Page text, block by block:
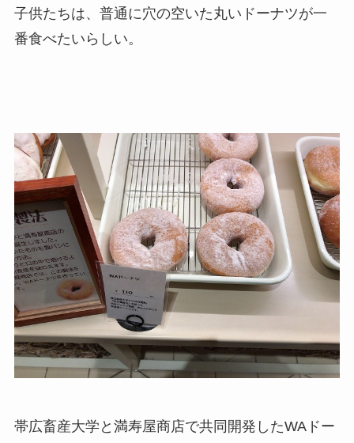
子供たちは、普通に穴の空いた丸いドーナツが一
番食べたいらしい。
帯広畜産大学と満寿屋商店で共同開発したWAドー